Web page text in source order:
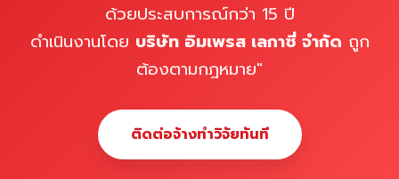
ด้วยประสบการณ์กว่า 15 ปี
ดำเนินงานโดย บริษัท อิมเพรส เลกาซี่ จำกัด ถูก
ต้องตามกฎหมาย"
ติดต่อจ้างทำวิจัยทันที